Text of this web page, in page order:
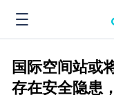
国际空间站或
存在安全隐患